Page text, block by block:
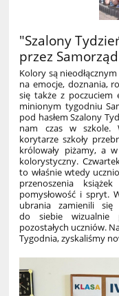
"Szalony
przez
Kolory są
na emocje, doznania,
się także z poczuciem
minionym tygodniu
pod hasłem Szalony
nam czas w szkole.
korytarze szkoły
królowały piżamy, a
kolorystyczny.
to właśnie wtedy
przenoszenia
pomysłowość i spryt.
ubrania zamienili
do siebie wizualnie
pozostałych uczniów.
Tygodnia, zyskaliśmy